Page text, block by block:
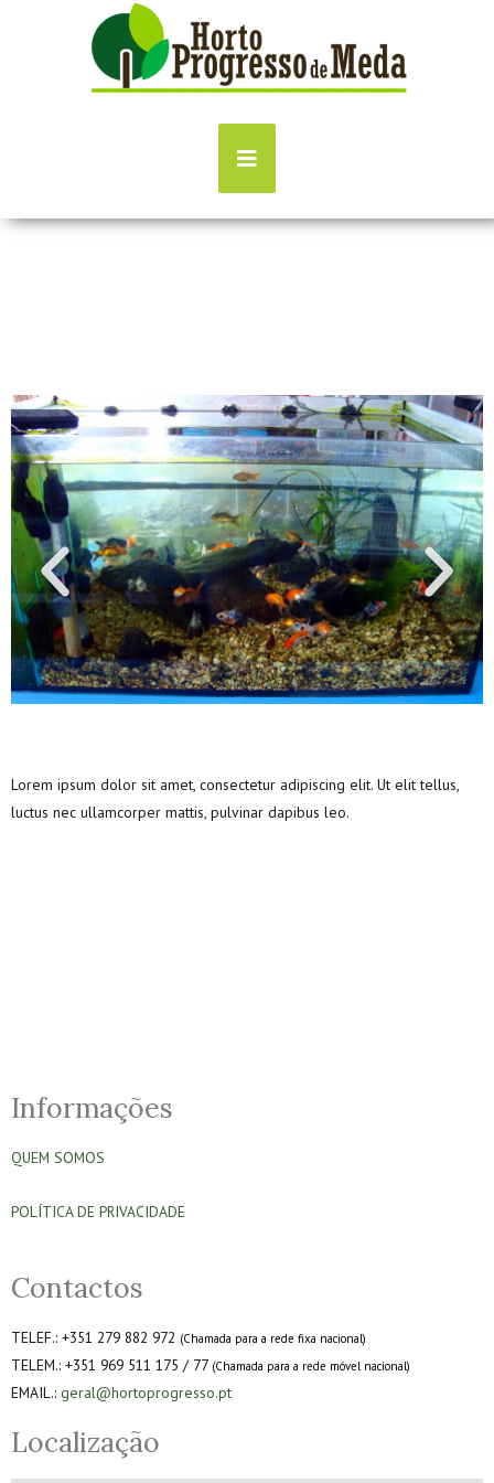
Lorem ipsum dolor sit amet, consectetur adipiscing elit. Ut elit tellus,
luctus nec ullamcorper mattis, pulvinar dapibus leo.
Informações
QUEM SOMOS
POLÍTICA DE PRIVACIDADE
Contactos
TELEF.: +351 279 882 972 (Chamada para a rede fixa nacional)
TELEM.: +351 969 511 175 / 77 (Chamada para a rede móvel nacional)
EMAIL.: geral@hortoprogresso.pt
Localização